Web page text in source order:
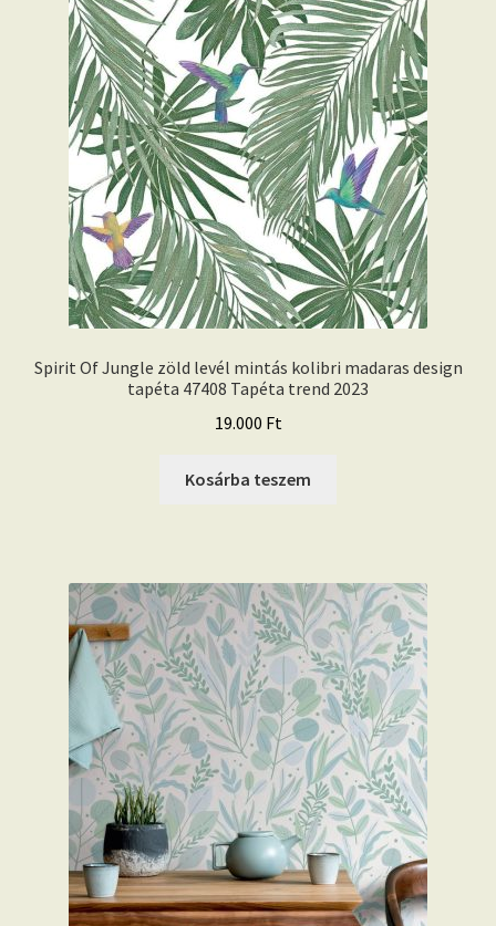
Spirit Of Jungle zöld levél mintás kolibri madaras design
tapéta 47408 Tapéta trend 2023
19.000 Ft
Kosárba teszem